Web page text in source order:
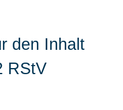
den Inhalt
RStV